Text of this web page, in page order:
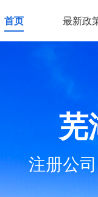
首页 最新政
芜
注册公